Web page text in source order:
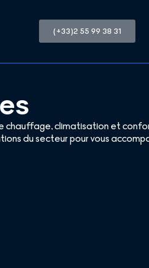
(+33)2 55 99 38 31
chauffage, climatisation et
du secteur pour vous